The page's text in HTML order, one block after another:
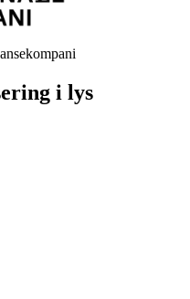
i lys